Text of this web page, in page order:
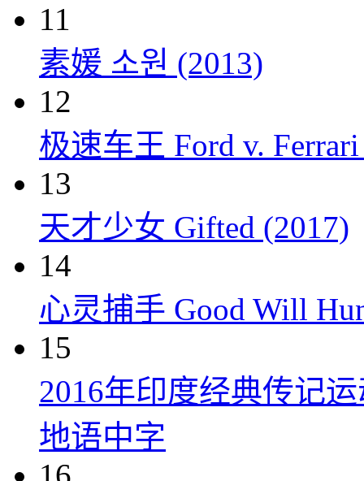
11
素媛 소원 (2013)
12
极速车王 Ford v.
13
天才少女 Gifted (2017)
14
心灵捕手 Good Will
15
2016年印度经典传记
地语中字